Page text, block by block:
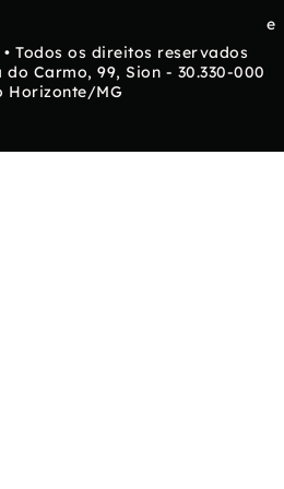
e
Todos os direitos reservados
Carmo, 99, Sion - 30.330-000
Horizonte/MG